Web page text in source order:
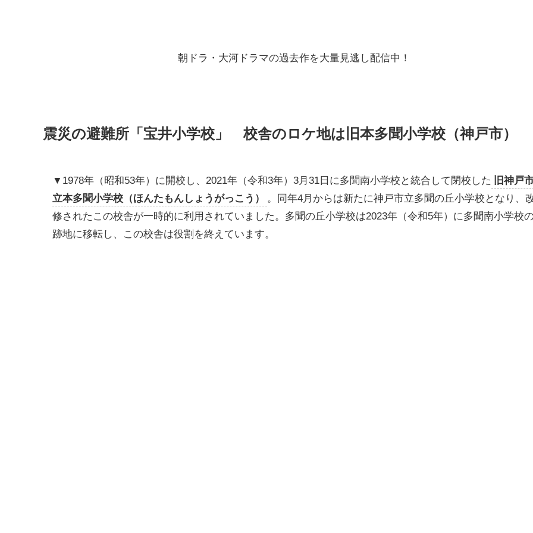
朝ドラ・大河ドラマの過去作を大量見逃し配信中！
震災の避難所「宝井小学校」 校舎のロケ地は旧本多聞小学校（神戸市）
▼1978年（昭和53年）に開校し、2021年（令和3年）3月31日に多聞南小学校と統合して閉校した
旧神戸
立本多聞小学校（ほんたもんしょうがっこう）
。同年4月からは新たに神戸市立多聞の丘小学校となり、
修されたこの校舎が一時的に利用されていました。多聞の丘小学校は2023年（令和5年）に多聞南小学校
跡地に移転し、この校舎は役割を終えています。